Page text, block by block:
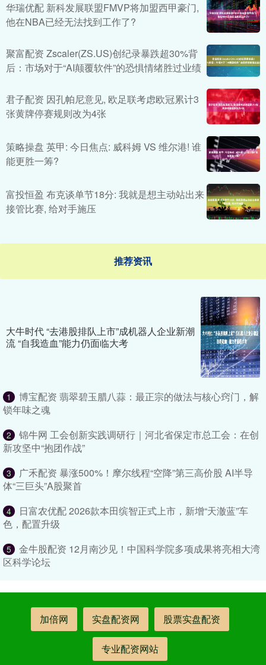
华瑞优配 新科发展联盟FMVP将加盟西甲豪门,
他在NBA已经无法找到工作了?
聚富配资 Zscaler(ZS.US)创纪录暴跌超30%背
后：市场对于“AI颠覆软件”的恐惧情绪胜过业绩
君子配资 因孔帕尼意见, 欧足联考虑欧冠累计3
张黄牌停赛规则改为4张
策略操盘 英甲: 今日焦点: 威科姆 VS 维尔港! 谁
能更胜一筹?
富投恒盈 布克谈单节18分: 我就是想主动站出来
接管比赛, 给对手施压
推荐资讯
大牛时代 “去港股排队上市”成机器人企业新潮
流 “自我造血”能力仍面临大考
1
博宝配资 翡翠碧玉腊八蒜：最正宗的做法与核心窍门，解
锁年味之魂
2
锦牛网 工会创新实践调研行｜河北省保定市总工会：在创
新攻坚中“抱团作战”
3
广禾配资 暴涨500%！摩尔线程“空降”第三高价股 AI半导
体“三巨头”A股聚首
4
日富农优配 2026款本田缤智正式上市，新增“天澈蓝”车
色，配置升级
5
金牛股配资 12月南沙见！中国科学院多项成果将亮相大湾
区科学论坛
加倍网 实盘配资网 股票实盘配资
专业配资网站